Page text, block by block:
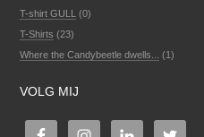
T-shirt GULL
(0)
T-Shirts (23)
Where the Candybeetle dwells...
(1)
VOLG MIJ